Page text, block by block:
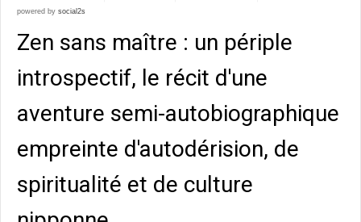
powered by social2s
Zen sans maître : un périple
introspectif, le récit d'une
aventure semi-autobiographique
empreinte d'autodérision, de
spiritualité et de culture